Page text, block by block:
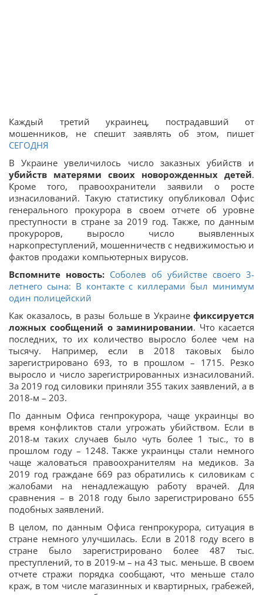
Каждый третий украинец, пострадавший от
мошенников, не спешит заявлять об этом, пишет
СЕГОДНЯ
В Украине увеличилось число заказных убийств и
убийств матерями своих новорожденных детей.
Кроме того, правоохранители заявили о росте
изнасилований. Такую статистику опубликовал Офис
генерального прокурора в своем отчете об уровне
преступности в стране за 2019 год. Также, по данным
прокуроров, выросло число выявленных
наркопреступлений, мошенничеств с недвижимостью и
фактов продажи компьютерных вирусов.
Вспомните новость: Соболев об убийстве своего 3-
летнего сына: В контакте с киллерами был минимум
один полицейский
Как оказалось, в разы больше в Украине фиксируется
ложных сообщений о заминировании. Что касается
последних, то их количество выросло более чем на
тысячу. Например, если в 2018 таковых было
зарегистрировано 693, то в прошлом – 1715. Резко
выросло и число зарегистрированных изнасилований.
За 2019 год силовики приняли 355 таких заявлений, а в
2018-м – 203.
По данным Офиса генпрокурора, чаще украинцы во
время конфликтов стали угрожать убийством. Если в
2018-м таких случаев было чуть более 1 тыс., то в
прошлом году – 1248. Также украинцы стали немного
чаще жаловаться правоохранителям на медиков. За
2019 год граждане 669 раз обратились к силовикам с
жалобами на ненадлежащую работу врачей. Для
сравнения – в 2018 году было зарегистрировано 655
подобных заявлений.
В целом, по данным Офиса генпрокурора, ситуация в
стране немного улучшилась. Если в 2018 году всего в
стране было зарегистрировано более 487 тыс.
преступлений, то в 2019-м – на 43 тыс. меньше. В своем
отчете стражи порядка сообщают, что меньше стало
краж, в том числе магазинных и квартирных, грабежей,